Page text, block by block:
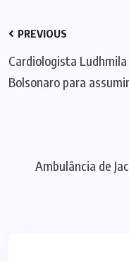
PREVIOUS
Cardiologista
Bolsonaro para
Ambulância de